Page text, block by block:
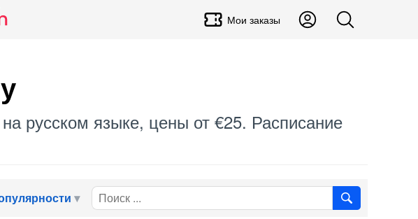
Мои заказы
русском языке, цены от €25. Расписание